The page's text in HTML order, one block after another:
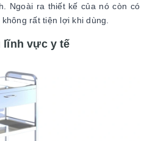
Ngoài ra thiết kế của nó còn có
rất tiện lợi khi dùng.
lĩnh vực y tế